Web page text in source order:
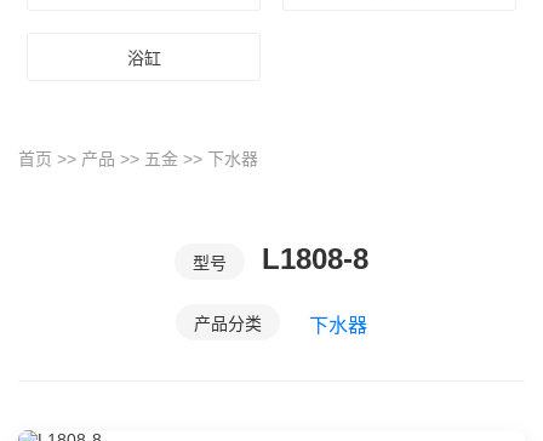
浴缸
首页 >> 产品 >> 五金 >> 下水器
型号 L1808-8
产品分类 下水器